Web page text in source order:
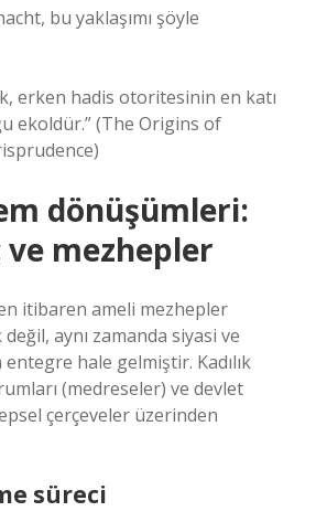
bu yaklaşımı şöyle
erken hadis otoritesinin en katı
ekoldür.” (The Origins of
dönüşümleri:
ve mezhepler
itibaren ameli mezhepler
aynı zamanda siyasi ve
hale gelmiştir. Kadılık
(medreseler) ve devlet
çerçeveler üzerinden
süreci